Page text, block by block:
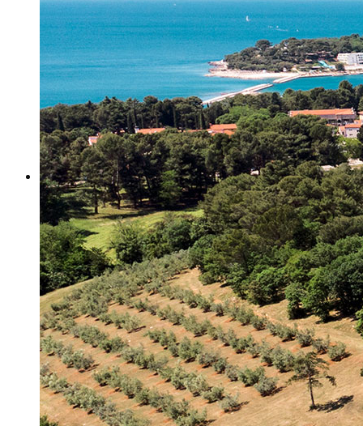
Zavod za poljoprivredu i prehranu
Zavod za ekonomiku i razvoj poljoprivrede
Zavod za turizam
Pokusno poljoprivredno imanje
Zaposlenici
Euraxess
Misija i vizija
Upravno Vijeće
Rad Upravnog vijeća
Znanstveno Vijeće
Rad Znanstvenog vijeća
Etičko povjerenstvo
Etički kodeks
Financiranje
Proračun
Potpore
PROGRAMSKO FINANCIRANJE
Izvještavanje po uredbi
Projekti Instituta
Dialogue4Tourism
REVIVE
WASTEREDUCE
MITOMED+
WINTERMED